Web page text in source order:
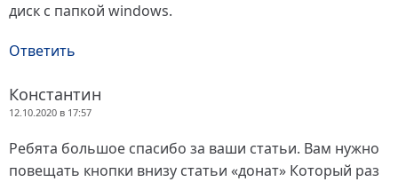
диск с папкой windows.
Ответить
Константин
12.10.2020 в 17:57
Ребята большое спасибо за ваши статьи. Вам нужно
повещать кнопки внизу статьи «донат» Который раз